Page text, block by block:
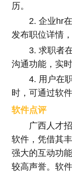
历。
2. 企业hr
发布职位详情
3. 求职者
沟通功能，实
4. 用户在
时，可通过软
软件点评
广西人才
软件，凭借其
强大的互动功
较高声誉。软